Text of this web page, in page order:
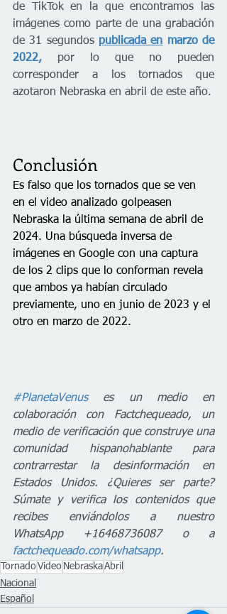
de TikTok en la que encontramos las
imágenes como parte de una grabación
de 31 segundos publicada en marzo de
2022,
por lo que no pueden
corresponder a los tornados que
azotaron Nebraska en abril de este año.
Conclusión
Es falso que los tornados que se ven
en el video analizado golpeasen
Nebraska la última semana de abril de
2024. Una búsqueda inversa de
imágenes en Google con una captura
de los 2 clips que lo conforman revela
que ambos ya habían circulado
previamente, uno en junio de 2023 y el
otro en marzo de 2022.
#PlanetaVenus es un medio en
colaboración con Factchequeado, un
medio de verificación que construye una
comunidad hispanohablante para
contrarrestar la desinformación en
Estados Unidos. ¿Quieres ser parte?
Súmate y verifica los contenidos que
recibes enviándolos a nuestro
WhatsApp +16468736087 o a
factchequeado.com/whatsapp.
TornadoVideo NebraskaAbril
Nacional
Español